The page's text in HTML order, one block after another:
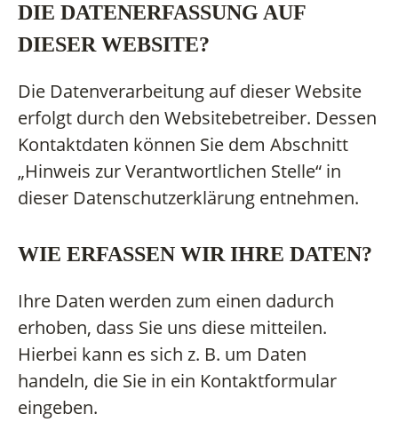
DIE DATENERFASSUNG AUF
DIESER WEBSITE?
Die Datenverarbeitung auf dieser Website
erfolgt durch den Websitebetreiber. Dessen
Kontaktdaten können Sie dem Abschnitt
„Hinweis zur Verantwortlichen Stelle“ in
dieser Datenschutzerklärung entnehmen.
WIE ERFASSEN WIR IHRE DATEN?
Ihre Daten werden zum einen dadurch
erhoben, dass Sie uns diese mitteilen.
Hierbei kann es sich z. B. um Daten
handeln, die Sie in ein Kontaktformular
eingeben.